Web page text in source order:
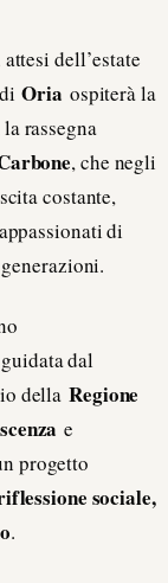
dell’estate
diOria ospiterà la
la rassegna
, che negli
costante,
di
guidata dal
dellaRegione
e
progetto
sociale,
.